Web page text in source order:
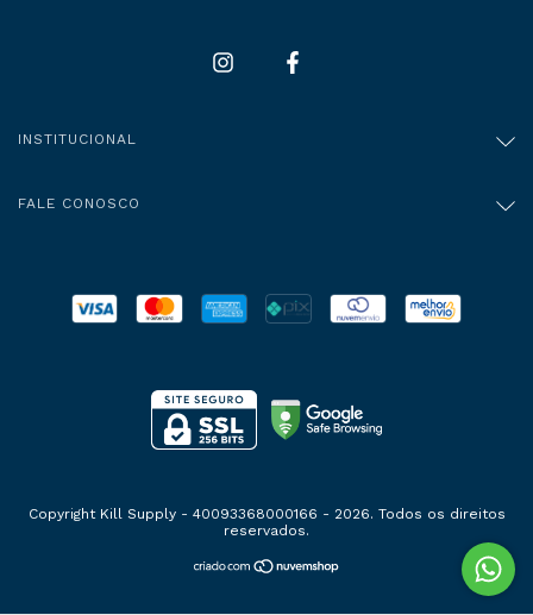
INSTITUCIONAL
FALE CONOSCO
Copyright Kill Supply - 40093368000166 - 2026. Todos os direitos
reservados.